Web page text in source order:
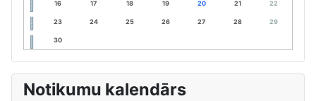
16 17 18 19 20 21 22
23 24 25 26 27 28 29
30
Notikumu kalendārs